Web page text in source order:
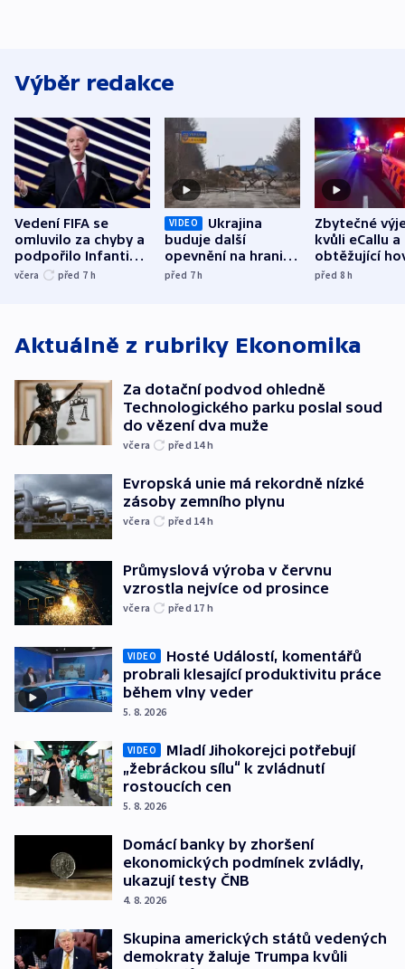
Výběr redakce
Vedení FIFA se
omluvilo za chyby a
podpořilo Infantina.
UEFA trvá na
včera před 7 h
VIDEO
Ukrajina
buduje další
opevnění na hranici
s Běloruskem
před 7h
Zbytečné
kvůli eCallu a
obtěžující
zdržují
před 8h
Aktuálně z rubriky Ekonomika
Za dotační podvod ohledně
Technologického parku poslal soud
do vězení dva muže
včera před 14h
Evropská unie má rekordně nízké
zásoby zemního plynu
včera před 14h
Průmyslová výroba v červnu
vzrostla nejvíce od prosince
včera před 17 h
VIDEO
Hosté Událostí, komentářů
probrali klesající produktivitu práce
během vlny veder
5. 8. 2026
VIDEO
Mladí Jihokorejci potřebují
„žebráckou sílu“ k zvládnutí
rostoucích cen
5. 8. 2026
Domácí banky by zhoršení
ekonomických podmínek zvládly,
ukazují testy ČNB
4. 8. 2026
Skupina amerických států vedených
demokraty žaluje Trumpa kvůli